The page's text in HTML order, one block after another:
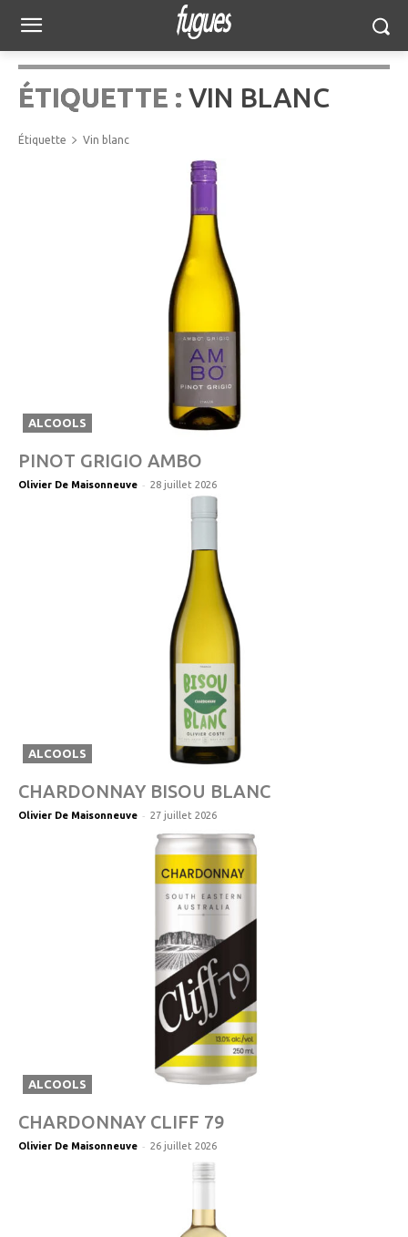
ÉTIQUETTE : VIN BLANC
Étiquette Vin blanc
ALCOOLS
PINOT GRIGIO AMBO
Olivier De Maisonneuve - 28 juillet 2026
ALCOOLS
CHARDONNAY BISOU BLANC
Olivier De Maisonneuve - 27 juillet 2026
ALCOOLS
CHARDONNAY CLIFF 79
Olivier De Maisonneuve - 26 juillet 2026